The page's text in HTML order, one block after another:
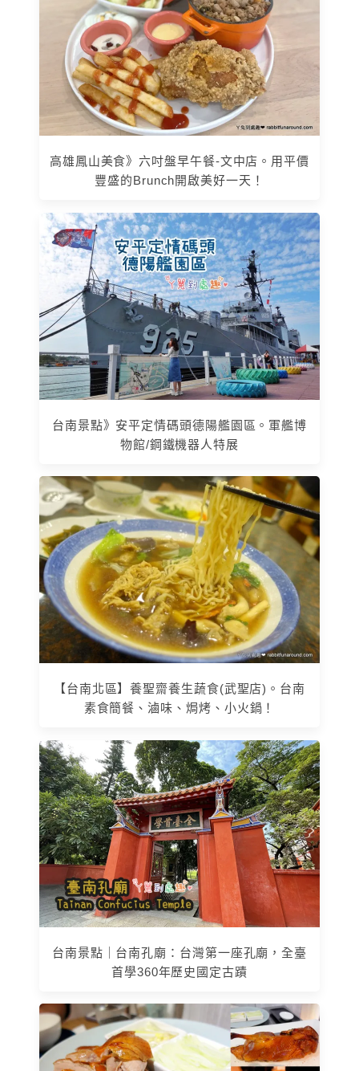
高雄鳳山美食》六吋盤早午餐-文中店。用平價
豐盛的Brunch開啟美好一天！
台南景點》安平定情碼頭德陽艦園區。軍艦博
物館/鋼鐵機器人特展
【台南北區】養聖齋養生蔬食(武聖店)。台南
素食簡餐、滷味、焗烤、小火鍋！
台南景點｜台南孔廟：台灣第一座孔廟，全臺
首學360年歷史國定古蹟